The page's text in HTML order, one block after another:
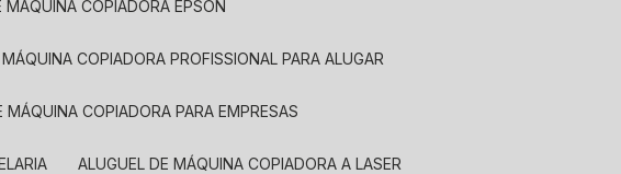
MAQUINA COPIADORA EPSON
MÁQUINA COPIADORA PROFISSIONAL PARA ALUGAR
MÁQUINA COPIADORA PARA EMPRESAS
ALUGUEL DE MÁQUINA COPIADORA A LASER